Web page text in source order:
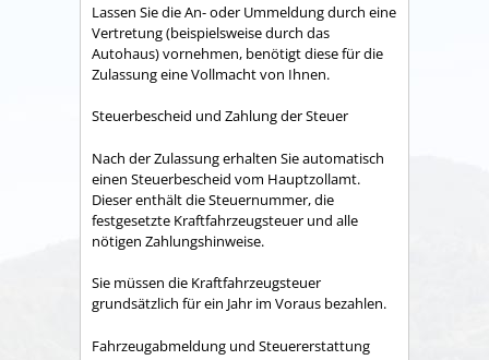
Lassen Sie die An- oder Ummeldung durch eine
Vertretung (beispielsweise durch das
Autohaus) vornehmen, benötigt diese für die
Zulassung eine Vollmacht von Ihnen.
Steuerbescheid und Zahlung der Steuer
Nach der Zulassung erhalten Sie automatisch
einen Steuerbescheid vom Hauptzollamt.
Dieser enthält die Steuernummer, die
festgesetzte Kraftfahrzeugsteuer und alle
nötigen Zahlungshinweise.
Sie müssen die Kraftfahrzeugsteuer
grundsätzlich für ein Jahr im Voraus bezahlen.
Fahrzeugabmeldung und Steuererstattung